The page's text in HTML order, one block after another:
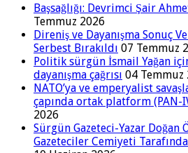
Başsağlığı: Devrimci Şair
Temmuz 2026
Direniş ve Dayanışma Sonuç
Serbest Bırakıldı 07 Temmuz
Politik sürgün İsmail Yağan
dayanışma çağrısı 04 Temmuz
NATO’ya ve emperyalist
çapında ortak platform
2026
Sürgün Gazeteci-Yazar Doğan
Gazeteciler Cemiyeti